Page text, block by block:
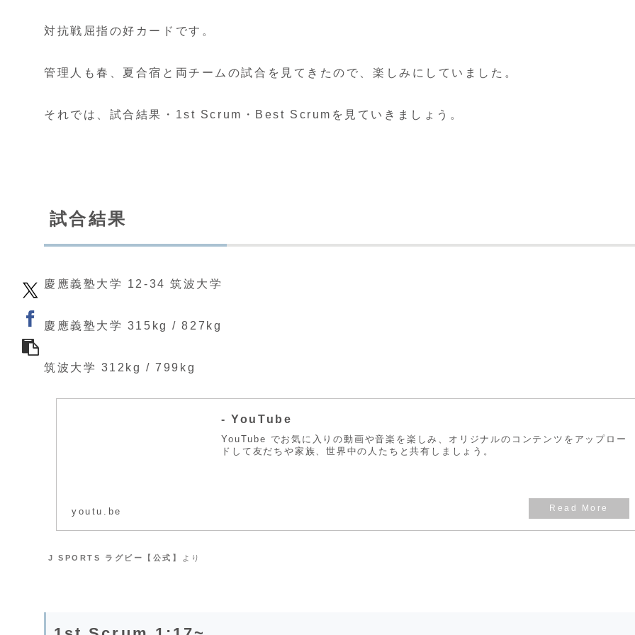
対抗戦屈指の好カードです。
管理人も春、夏合宿と両チームの試合を見てきたので、楽しみにしていました。
それでは、試合結果・1st Scrum・Best Scrumを見ていきましょう。
試合結果
慶應義塾大学 12-34 筑波大学
慶應義塾大学 315kg / 827kg
筑波大学 312kg / 799kg
- YouTube
YouTube でお気に入りの動画や音楽を楽しみ、オリジナルのコンテンツをアップロー
ドして友だちや家族、世界中の人たちと共有しましょう。
youtu.be
J SPORTS ラグビー【公式】 より